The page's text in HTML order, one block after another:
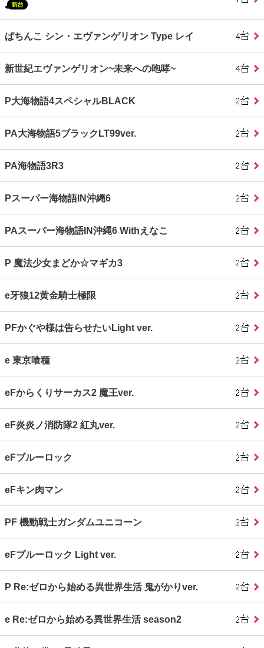
ぱちんこ シン・エヴァンゲリオン Type レイ
新世紀エヴァンゲリオン~未来への咆哮~
P大海物語4スペシャルBLACK
PA大海物語5ブラックLT99ver.
PA海物語3R3
Pスーパー海物語IN沖縄6
PAスーパー海物語IN沖縄6 Withえなこ
P 魔法少女まどか☆マギカ3
e牙狼12黄金騎士極限
PFかぐや様は告らせたいLight ver.
e 東京喰種
eFからくりサーカス2 魔王ver.
eF炎炎ノ消防隊2 紅丸ver.
eFブルーロック
eFキン肉マン
PF 機動戦士ガンダムユニコーン
eFブルーロック Light ver.
P Re:ゼロから始める異世界生活 鬼がかりver.
e Re:ゼロから始める異世界生活 season2